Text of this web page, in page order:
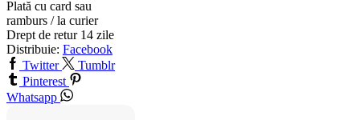
Plată cu card sau
ramburs / la curier
Drept de retur 14 zile
Distribuie: Facebook
Twitter
Tumblr
Pinterest
Whatsapp